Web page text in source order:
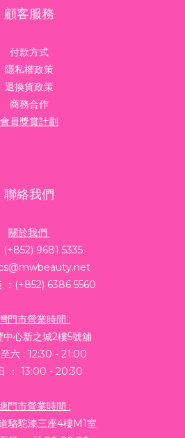
顧客服務
付款方式
隱私權政策
退換貨政策
商務合作
會員獎賞計劃
聯絡我們
關於我們
(+852) 9681 5335
：(+852) 6386 5560
門市營業時間 :
中心新之城2樓5號舖
六 : 12:30 - 21:00
： 13:00 - 20:30
門市營業時間 :
駱駝漆三座4樓M1室